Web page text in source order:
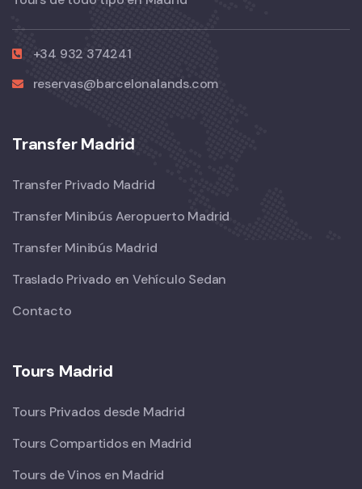
+34 932 374241
reservas@barcelonalands.com
Transfer Madrid
Transfer Privado Madrid
Transfer Minibús Aeropuerto Madrid
Transfer Minibús Madrid
Traslado Privado en Vehículo Sedan
Contacto
Tours Madrid
Tours Privados desde Madrid
Tours Compartidos en Madrid
Tours de Vinos en Madrid